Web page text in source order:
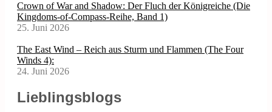
Crown of War and Shadow: Der Fluch der Königreiche (Die
Kingdoms-of-Compass-Reihe, Band 1)
25. Juni 2026
The East Wind – Reich aus Sturm und Flammen (The Four
Winds 4):
24. Juni 2026
Lieblingsblogs